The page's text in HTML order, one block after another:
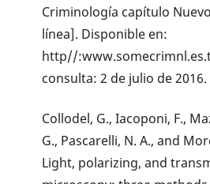
Criminología capítulo
línea]. Disponible en:
http//
consulta: 2 de julio de 2016.
Collodel, G., Iacoponi, F.,
G., Pascarelli, N. A., and
Light, polarizing, and